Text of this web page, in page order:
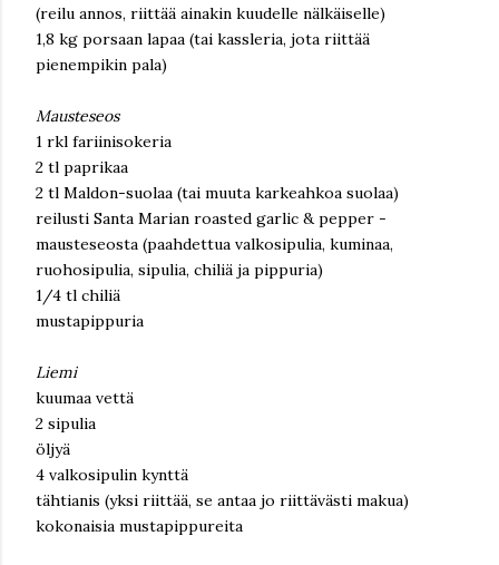
(reilu annos, riittää ainakin kuudelle nälkäiselle)
1,8 kg porsaan lapaa (tai kassleria, jota riittää
pienempikin pala)
Mausteseos
1 rkl fariinisokeria
2 tl paprikaa
2 tl Maldon-suolaa (tai muuta karkeahkoa suolaa)
reilusti Santa Marian roasted garlic & pepper -
mausteseosta (paahdettua valkosipulia, kuminaa,
ruohosipulia, sipulia, chiliä ja pippuria)
1/4 tl chiliä
mustapippuria
Liemi
kuumaa vettä
2 sipulia
öljyä
4 valkosipulin kynttä
tähtianis (yksi riittää, se antaa jo riittävästi makua)
kokonaisia mustapippureita